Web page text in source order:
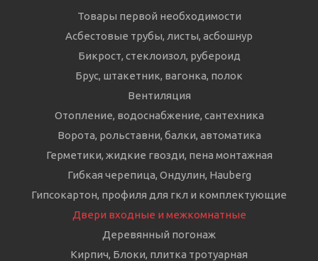
Товары первой необходимости
Асбестовые трубы, листы, асбошнур
Бикрост, стеклоизол, рубероид
Брус, штакетник, вагонка, полок
Вентиляция
Отопление, водоснабжение, сантехника
Ворота, рольставни, балки, автоматика
Герметики, жидкие гвозди, пена монтажная
Гибкая черепица, Ондулин, Hauberg
Гипсокартон, профиля для гкл и комплектующие
Двери входные и межкомнатные
Деревянный погонаж
Кирпич, Блоки, плитка тротуарная